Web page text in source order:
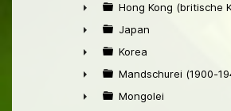
►
►
Hong Kong (britische
►
Japan
►
Korea
►
Mandschurei (1900-
Mongolei